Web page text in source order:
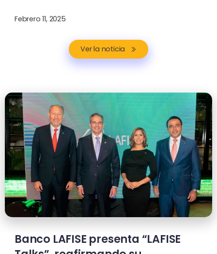
Febrero 11, 2025
Ver la noticia
Banco LAFISE presenta “LAFISE